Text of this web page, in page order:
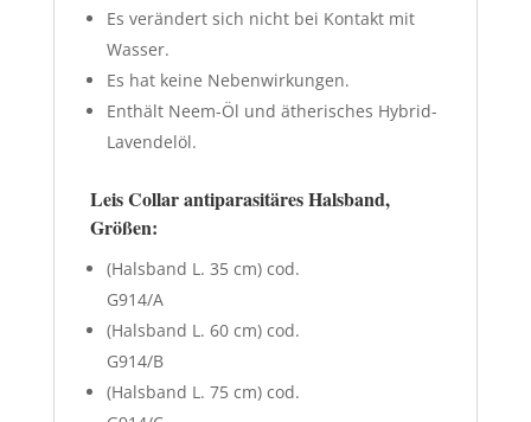
Es verändert sich nicht bei Kontakt mit
Wasser.
Es hat keine Nebenwirkungen.
Enthält Neem-Öl und ätherisches Hybrid-
Lavendelöl.
Leis Collar antiparasitäres Halsband,
Größen:
(Halsband L. 35 cm) cod.
G914/A
(Halsband L. 60 cm) cod.
G914/B
(Halsband L. 75 cm) cod.